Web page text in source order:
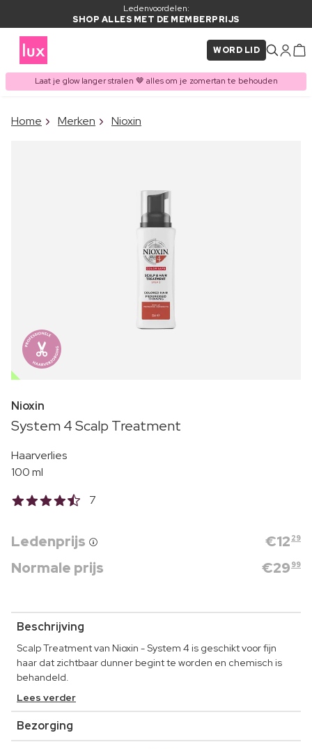
Ledenvoordelen:
SHOP ALLES MET DE MEMBERPRIJS
WORD LID
Laat je glow langer stralen 🤎 alles om je zomertan te behouden
ITEM TOEGEVOEGD AAN
Home Merken Nioxin
OUTLET
Nioxin
System 4 Scalp Treatment
Haarverlies
100 ml
7
Ledenprijs €12 29
Normale prijs €29 99
Beschrijving
Scalp Treatment van Nioxin - System 4 is geschikt voor fijn
haar dat zichtbaar dunner begint te worden en chemisch is
behandeld.
Lees verder
Bezorging